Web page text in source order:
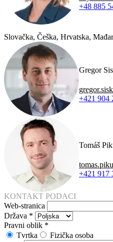
+48 885
Slovačka, Češka, Hrvatska,
Gregor
+421 904
Tomáš
+421 917
KONTAKT PODACI
Web-stranica
Država *
Pravni oblik *
Tvrtka
Fizička osoba